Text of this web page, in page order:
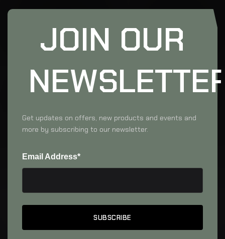
JOIN OUR
Get updates on offers, new products and events and
more by subscribing to our newsletter.
Email Address*